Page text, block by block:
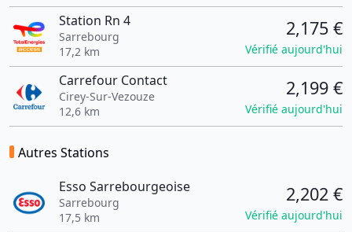
Station Rn 4
Sarrebourg
17,2 km
2,175 €
Vérifié aujourd'hui
Carrefour Contact
Cirey-Sur-Vezouze
12,6 km
2,199 €
Vérifié aujourd'hui
Autres Stations
Esso Sarrebourgeoise
Sarrebourg
17,5 km
2,202 €
Vérifié aujourd'hui